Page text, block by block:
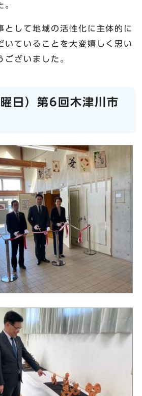
。
として地域の活性化に主体的に
いていることを大変嬉しく思い
ございました。
日）第6回木津川市